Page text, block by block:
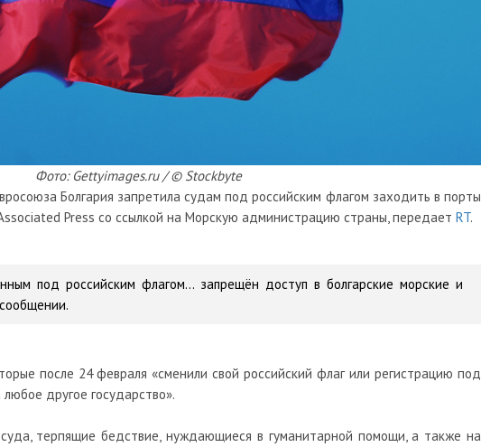
Фото: Gettyimages.ru / © Stockbyte
Болгария запретила судам под российским флагом заходить в порты
Press со ссылкой на Морскую администрацию страны, передает RT.
под российским флагом... запрещён доступ в болгарские морские и
после 24 февраля «сменили свой российский флаг или регистрацию под
другое государство».
терпящие бедствие, нуждающиеся в гуманитарной помощи, а также на